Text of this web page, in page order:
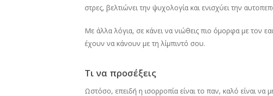
στρες, βελτιώνει την ψυχολογία και ενισχύει την
Με άλλα λόγια, σε κάνει να νιώθεις πιο όμορφα με τον
έχουν να κάνουν με τη λίμπιντό σου.
Τι να προσέξεις
Ωστόσο, επειδή η ισορροπία είναι το παν, καλό είναι να